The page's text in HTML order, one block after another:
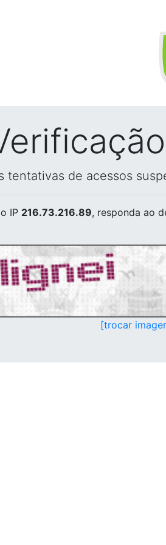
tentativas de acessos
IP 216.73.216.89, responda ao
[trocar